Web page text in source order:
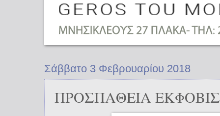
Σάββατο 3 Φεβρουαρίου 2018
ΠΡΟΣΠΑΘΕΙΑ